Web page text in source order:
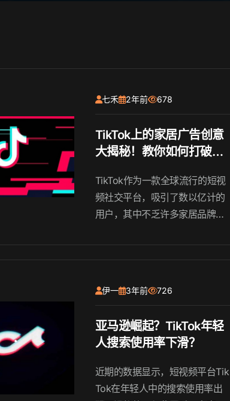
七禾 2年前 678
TikTok上的家居广告创意
大揭秘！教你如何打破常
（上）
TikTok作为一款全球流行的短视
频社交平台，吸引了数以亿计的
用户，其中不乏许多家居品牌和
一些独特的广告创意，以打破常
规”的....
伊一 3年前 726
亚马逊崛起？TikTok年轻
人搜索使用率下滑？
近期的数据显示，短视频平台Tik
Tok在年轻人中的搜索使用率出